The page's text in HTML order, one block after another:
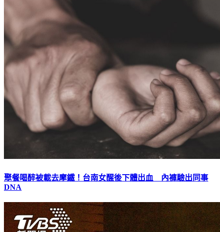
聚餐喝醉被載去摩鐵！台南女醒後下體出血 內褲驗出同事
DNA